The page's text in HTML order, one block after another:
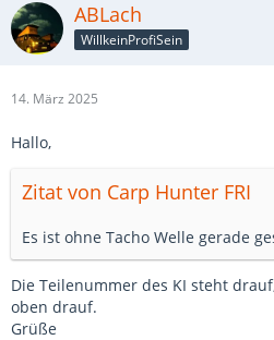
ABLach
WillkeinProfiSein
14. März 2025
Hallo,
Zitat von Carp Hunter FRI
Es ist ohne Tacho Welle gerade
Die Teilenummer des KI steht
oben drauf.
Grüße